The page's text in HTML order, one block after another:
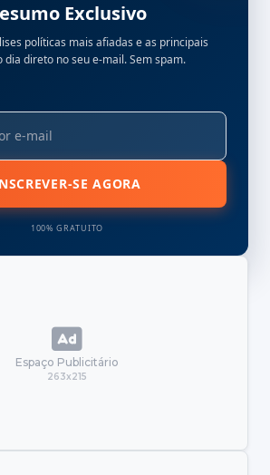
Exclusivo
políticas mais afiadas e as principais
dia direto no seu e-mail. Sem spam.
SE AGORA
100% GRATUITO
Espaço Publicitário
263x215